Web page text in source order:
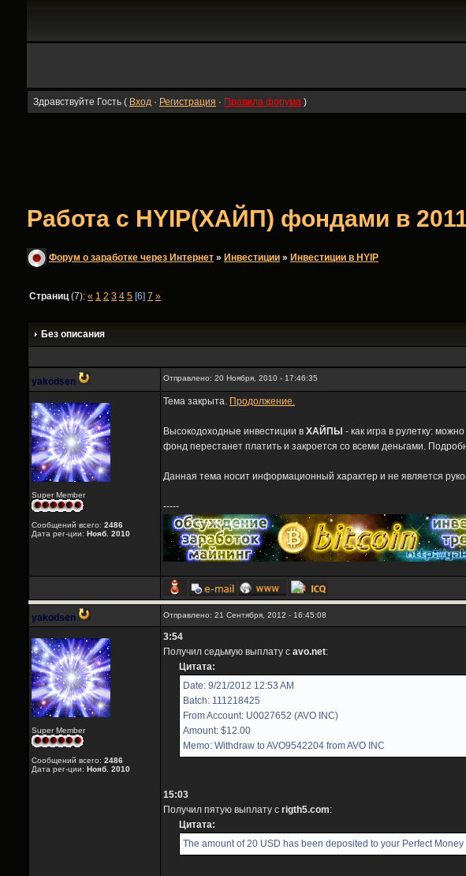
Здравствуйте Гость ( Вход · Регистрация · Правила форума )
Работа с HYIP(ХАЙП) фондами в
Форум о заработке через Интернет » Инвестиции » Инвестиции в HYIP
Страниц(7): « 1 2 3 4 5 [6] 7 »
Без описания
yakodsen Отправлено: 20 Ноября, 2010 - 17:46:35
Super Member
Сообщений всего: 2486
Дата рег-ции: Нояб. 2010
Тема закрыта. Продолжение.
Высокодоходные инвестиции в ХАЙПЫ - как игра в рулетку:
фонд перестанет платить и закроется со всеми деньгами.
Данная тема носит информационный характер и не является
-----
yakodsen Отправлено: 21 Сентября, 2012 - 16:45:08
Super Member
Сообщений всего: 2486
Дата рег-ции: Нояб. 2010
3:54
Получил седьмую выплату с avo.net:
Цитата:
Date: 9/21/2012 12:53 AM
Batch: 111218425
From Account: U0027652 (AVO INC)
Amount: $12.00
Memo: Withdraw to AVO9542204 from AVO INC
15:03
Получил пятую выплату с rigth5.com:
Цитата:
The amount of 20 USD has been deposited to your Perfect